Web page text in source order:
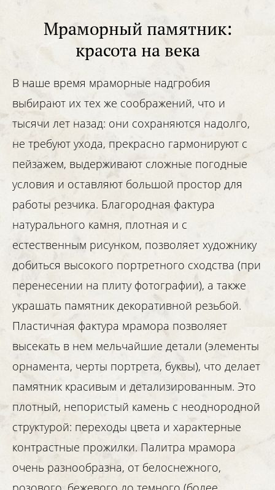
Мраморный памятник:
красота на века
В наше время мраморные надгробия
выбирают их тех же соображений, что и
тысячи лет назад: они сохраняются надолго,
не требуют ухода, прекрасно гармонируют с
пейзажем, выдерживают сложные погодные
условия и оставляют большой простор для
работы резчика. Благородная фактура
натурального камня, плотная и с
естественным рисунком, позволяет художнику
добиться высокого портретного сходства (при
перенесении на плиту фотографии), а также
украшать памятник декоративной резьбой.
Пластичная фактура мрамора позволяет
высекать в нем мельчайшие детали (элементы
орнамента, черты портрета, буквы), что делает
памятник красивым и детализированным. Это
плотный, непористый камень с неоднородной
структурой: переходы цвета и характерные
контрастные прожилки. Палитра мрамора
очень разнообразна, от белоснежного,